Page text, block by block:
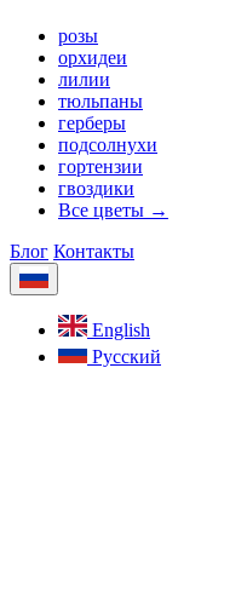
розы
орхидеи
лилии
тюльпаны
герберы
подсолнухи
гортензии
гвоздики
Все цветы →
Блог Контакты
English
Русский